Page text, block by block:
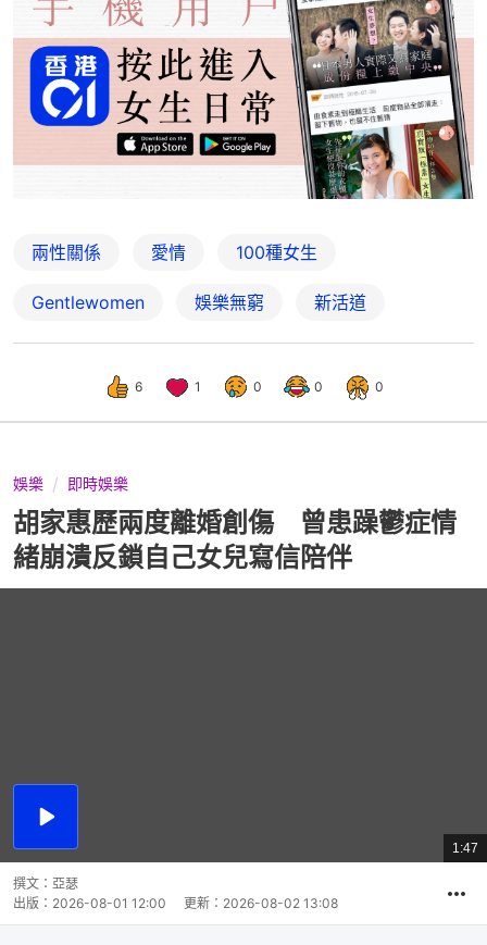
兩性關係 愛情 100種女生
Gentlewomen 娛樂無窮 新活道
6 1 0 0 0
娛樂 即時娛樂
胡家惠歷兩度離婚創傷 曾患躁鬱症情
緒崩潰反鎖自己女兒寫信陪伴
播
總
共
1:47
撰文： 亞瑟
出版： 2026-08-01 12:00 更新： 2026-08-02 13:08